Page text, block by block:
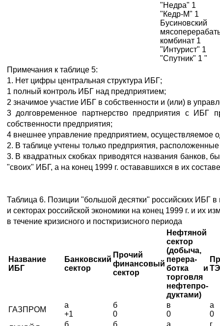
"Недра" 1
"Кедр-М" 1
Бусиновский
комбинат 1
"Интурист" 1
"Спутник" 1 "
Примечания к таблице 5:
1. Нет цифры центральная структура ИБГ;
1 полный контроль ИБГ над предприятием;
2 значимое участие ИБГ в собственности и (или) в
3 долговременное партнерство предприятия с ИБГ
собственности предприятия;
4 внешнее управление предприятием, осуществляемое
2. В таблице учтены только предприятия,
3. В квадратных скобках приводятся названия банков,
"своих" ИБГ, а на конец 1999 г. остававшихся в их
Таблица 6. Позиции "большой десятки" российских ИБГ
и секторах российской экономики на конец 1999 г. и их
в течение кризисного и посткризисного периода
Название
ИБГ
Банковский
сектор
Прочий
финансовый
сектор
Нефтяной
сектор
(добыча,
перера-
ботка и
торговля
нефтепро-
дуктами)
ГАЗПРОМ
а
+1
б
0
в
0
а
0
б
б
а
г